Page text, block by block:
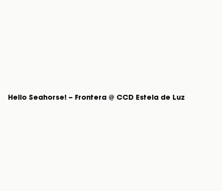
Hello Seahorse! – Frontera @ CCD Estela de Luz